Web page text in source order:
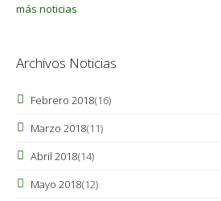
más noticias
Archivos Noticias
Febrero 2018(16)
Marzo 2018(11)
Abril 2018(14)
Mayo 2018(12)